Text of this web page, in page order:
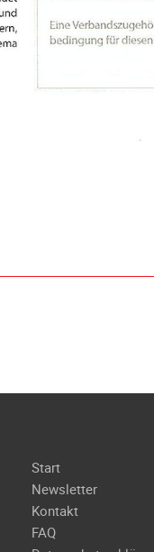
Navigation
überspringen
Start
Newsletter
Kontakt
FAQ